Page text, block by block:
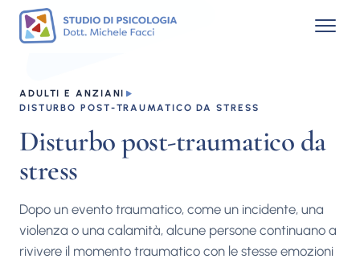
ADULTI E ANZIANI
DISTURBO POST-TRAUMATICO DA STRESS
Disturbo post-traumatico da
stress
Dopo un evento traumatico, come un incidente, una
violenza o una calamità, alcune persone continuano a
rivivere il momento traumatico con le stesse emozioni